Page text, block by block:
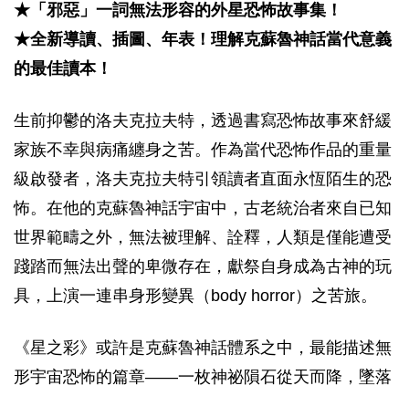
★「邪惡」一詞無法形容的外星恐怖故事集！
★全新導讀、插圖、年表！理解克蘇魯神話當代意義
的最佳讀本！
生前抑鬱的洛夫克拉夫特，透過書寫恐怖故事來舒緩
家族不幸與病痛纏身之苦。作為當代恐怖作品的重量
級啟發者，洛夫克拉夫特引領讀者直面永恆陌生的恐
怖。在他的克蘇魯神話宇宙中，古老統治者來自已知
世界範疇之外，無法被理解、詮釋，人類是僅能遭受
踐踏而無法出聲的卑微存在，獻祭自身成為古神的玩
具，上演一連串身形變異（body horror）之苦旅。
《星之彩》或許是克蘇魯神話體系之中，最能描述無
形宇宙恐怖的篇章――一枚神祕隕石從天而降，墜落